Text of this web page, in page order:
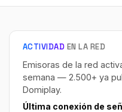
ACTIVIDAD EN LA RED
Emisoras de la red
semana — 2.500+ ya
Domiplay.
Última conexión de